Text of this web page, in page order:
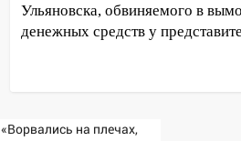
Ульяновска, обвиняемого в
денежных средств у
«Ворвались на плечах,